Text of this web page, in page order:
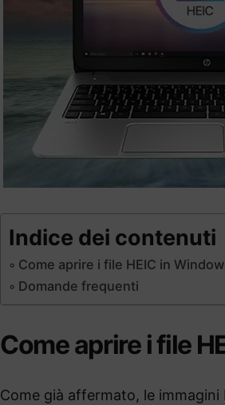
Indice dei contenuti
Come aprire i file HEIC in
Domande frequenti
Come aprire i file
Come già affermato, le